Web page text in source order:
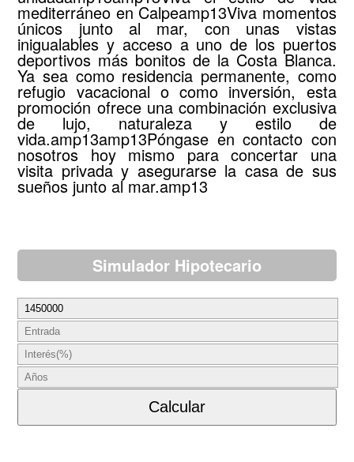
mediterráneo en Calpeamp13Viva momentos
únicos junto al mar, con unas vistas
inigualables y acceso a uno de los puertos
deportivos más bonitos de la Costa Blanca.
Ya sea como residencia permanente, como
refugio vacacional o como inversión, esta
promoción ofrece una combinación exclusiva
de lujo, naturaleza y estilo de
vida.amp13amp13Póngase en contacto con
nosotros hoy mismo para concertar una
visita privada y asegurarse la casa de sus
sueños junto al mar.amp13
Simulador Hipotecario